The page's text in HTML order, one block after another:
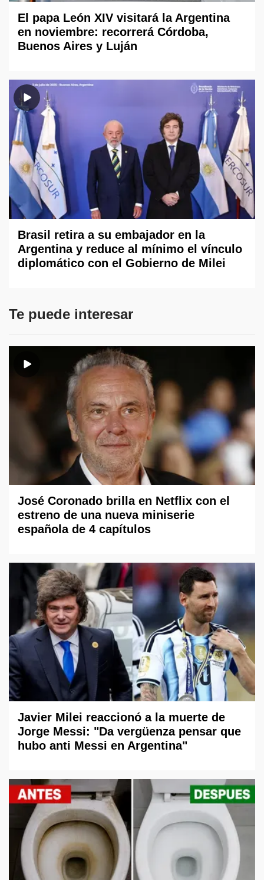
El papa León XIV visitará la Argentina
en noviembre: recorrerá Córdoba,
Buenos Aires y Luján
Brasil retira a su embajador en la
Argentina y reduce al mínimo el vínculo
diplomático con el Gobierno de Milei
Te puede interesar
José Coronado brilla en Netflix con el
estreno de una nueva miniserie
española de 4 capítulos
Javier Milei reaccionó a la muerte de
Jorge Messi: "Da vergüenza pensar que
hubo anti Messi en Argentina"